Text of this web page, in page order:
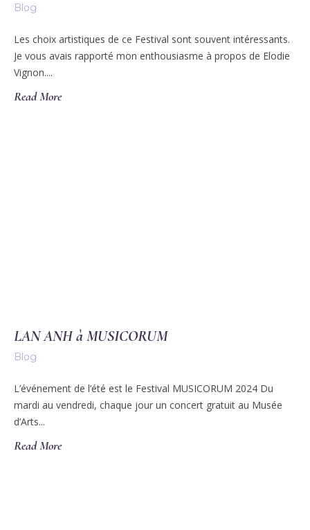
Blog
Les choix artistiques de ce Festival sont souvent intéressants.
Je vous avais rapporté mon enthousiasme à propos de Elodie
Vignon....
Read More
LAN ANH à MUSICORUM
Blog
L’événement de l’été est le Festival MUSICORUM 2024 Du
mardi au vendredi, chaque jour un concert gratuit au Musée
d’Arts...
Read More